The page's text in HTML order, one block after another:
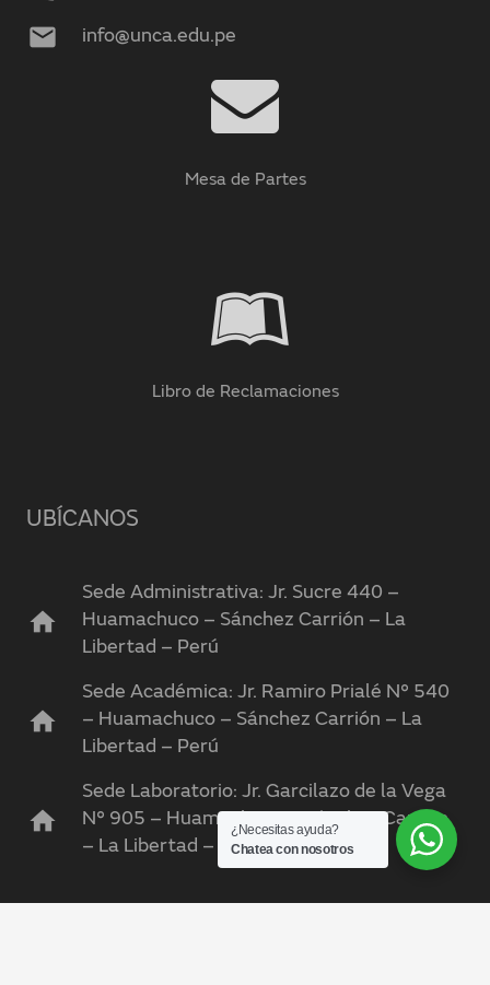
mail info@unca.edu.pe
Mesa de Partes
Libro de Reclamaciones
UBÍCANOS
home
Sede Administrativa: Jr. Sucre 440 –
Huamachuco – Sánchez Carrión – La
Libertad – Perú
home
Sede Académica: Jr. Ramiro Prialé N° 540
– Huamachuco – Sánchez Carrión – La
Libertad – Perú
home
Sede Laboratorio: Jr. Garcilazo de la Vega
N° 905 – Huamachuco – Sánchez Carrión
– La Libertad – Perú
¿Necesitas ayuda?
Chatea con nosotros